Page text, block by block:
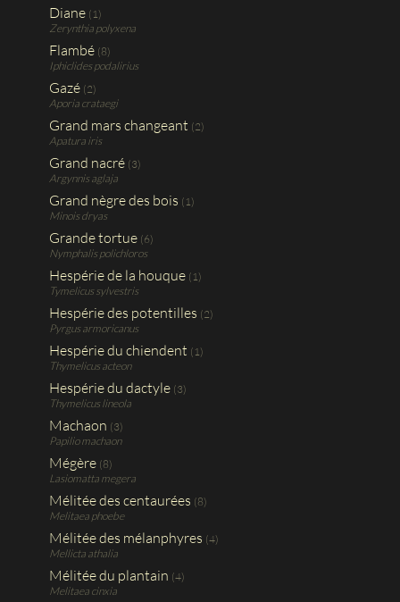
Diane (1)
Zerynthia polyxena
Flambé (8)
Iphiclides podalirius
Gazé (2)
Aporia crataegi
Grand mars changeant (2)
Apatura iris
Grand nacré (3)
Argynnis aglaja
Grand nègre des bois (1)
Minois dryas
Grande tortue (6)
Nymphalis polichloros
Hespérie de la houque (1)
Tymelicus sylvestris
Hespérie des potentilles (2)
Pyrgus armoricanus
Hespérie du chiendent (1)
Thymelicus acteon
Hespérie du dactyle (3)
Thymelicus lineola
Machaon (3)
Papilio machaon
Mégère (8)
Lasiomatta megera
Mélitée des centaurées (8)
Melitaea phoebe
Mélitée des mélanphyres (4)
Mellicta athalia
Mélitée du plantain (4)
Melitaea cinxia